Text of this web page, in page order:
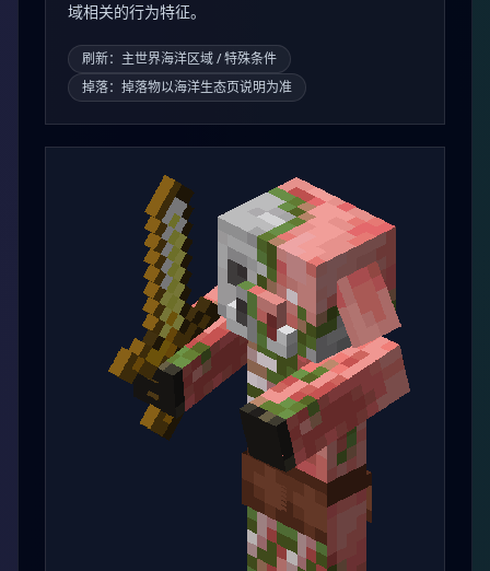
域相关的行为特征。
刷新：主世界海洋区域 / 特殊条件
掉落：掉落物以海洋生态页说明为准